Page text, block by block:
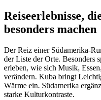
Reiseerlebnisse,
besonders machen
Der Reiz einer Südamerika-
der Liste der Orte. Besonders
erleben, wie sich Musik,
verändern. Kuba bringt
Wärme ein. Südamerika
starke Kulturkontraste.